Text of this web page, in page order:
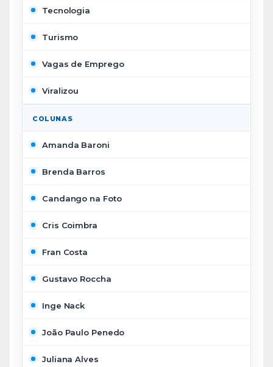
Tecnologia
Turismo
Vagas de Emprego
Viralizou
COLUNAS
Amanda Baroni
Brenda Barros
Candango na Foto
Cris Coimbra
Fran Costa
Gustavo Roccha
Inge Nack
João Paulo Penedo
Juliana Alves